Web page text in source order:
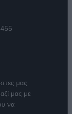
μας
μας με
να